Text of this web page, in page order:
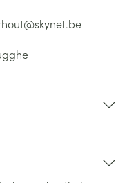
skynet.be